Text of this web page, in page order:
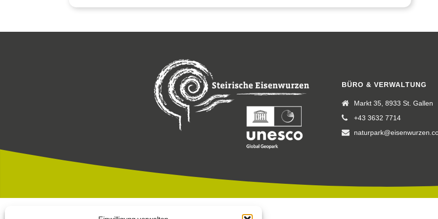
BÜRO & VERWALTUNG
Markt 35, 8933 St. Gallen
+43 3632 7714